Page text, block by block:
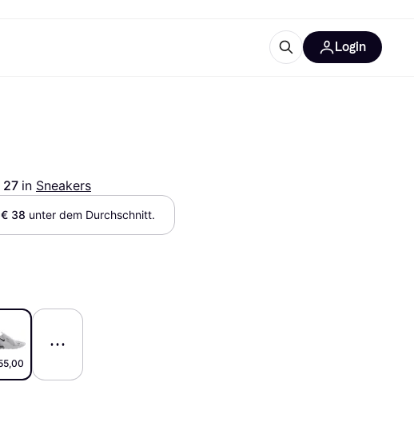
Login
27 in Sneakers
€ 38 unter dem Durchschnitt.